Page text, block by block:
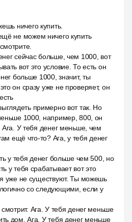
ничего купить.
не можем ничего купить
сейчас больше, чем 1000, вот
вот это условие. То есть он
больше 1000, значит, ты
он сразу уже не проверяет, он
примерно вот так. Но
1000, например, 800, он
Ага. У тебя денег меньше, чем
ещё что-то? Ага, у тебя денег
у тебя денег больше чем 500, но
у тебя срабатывает вот это
уже не существуют. Ты можешь
со следующими, если у
Ага. У тебя денег меньше
дом. Ага. У тебя денег меньше